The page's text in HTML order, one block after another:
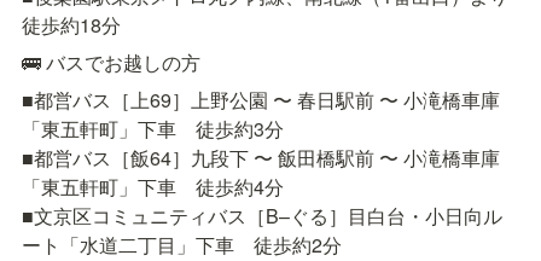
徒歩約18分
🚌 バスでお越しの方
■都営バス［上69］上野公園 〜 春日駅前 〜 小滝橋車庫
「東五軒町」下車　徒歩約3分
■都営バス［飯64］九段下 〜 飯田橋駅前 〜 小滝橋車庫
「東五軒町」下車　徒歩約4分
■文京区コミュニティバス［B–ぐる］目白台・小日向ル
ート「水道二丁目」下車　徒歩約2分